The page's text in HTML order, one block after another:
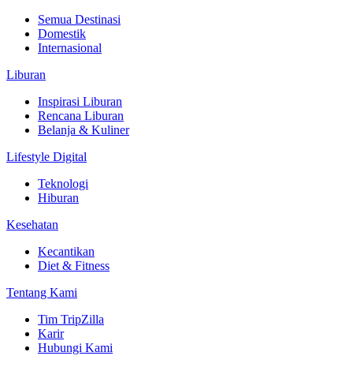
Semua Destinasi
Domestik
Internasional
Liburan
Inspirasi Liburan
Rencana Liburan
Belanja & Kuliner
Lifestyle Digital
Teknologi
Hiburan
Kesehatan
Kecantikan
Diet & Fitness
Tentang Kami
Tim TripZilla
Karir
Hubungi Kami